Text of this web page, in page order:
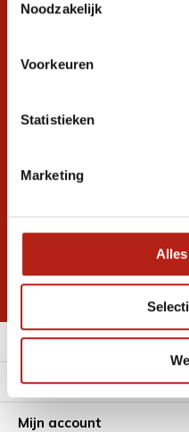
Noodzakelijk
Voorkeuren
Statistieken
Marketing
Stel je vraag in de chat, en
graag verder. 24/7
Volg ons
promoties
* Lees hier de wettelijke
Meer informatie
Klantenservice
Mijn account